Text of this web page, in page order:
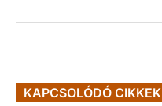
KAPCSOLÓDÓ CIKKEK